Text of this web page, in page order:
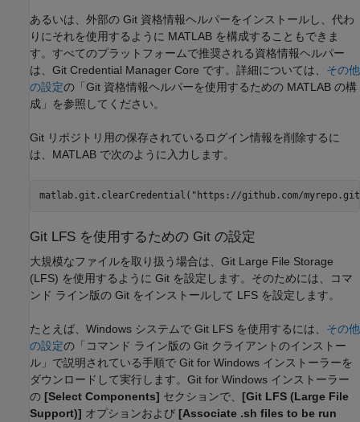
あるいは、外部の Git 資格情報ヘルパーをインストールし、代わ
りにそれを使用するように MATLAB を構成することもできま
す。すべてのプラットフォームで推奨される資格情報ヘルパー
は、Git Credential Manager Core です。詳細については、 その他
の設定の「Git 資格情報ヘルパーを使用するための MATLAB の構
成」を参照してください。
Git リポジトリ用の保存されているログイン情報を削除するに
は、MATLAB で次のように入力します。
matlab.git.clearCredential( "https://github.com/
Git LFS を使用するための Git の設定
大規模なファイルを取り扱う場合は、Git Large File Storage
(LFS) を使用するように Git を設定します。そのためには、コマ
ンド ライン版の Git をインストールして LFS を設定します。
たとえば、Windows システムで Git LFS を使用するには、 その他
の設定の「コマンド ライン版の Git クライアントのインストー
ル」で説明されている手順で Git for Windows インストーラーを
ダウンロードして実行します。Git for Windows インストーラー
の [Select Components] セクションで、 [Git LFS (Large File
Support)] オプションおよび [Associate .sh files to be run